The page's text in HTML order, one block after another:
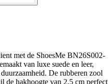
met de ShoesMe BN26S002-
van luxe suede en leer,
De rubberen zool
de hakhoogte van 2,5 cm perfect